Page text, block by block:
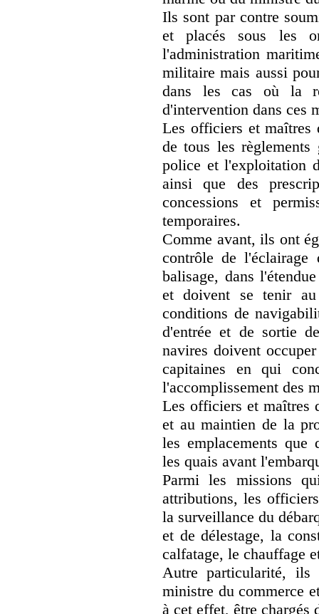
Ils sont par contre
et placés sous les
l'administration
militaire mais aussi
dans les cas où la
d'intervention dans ces
Les officiers et maîtres
de tous les règlements
police et l'exploitation
ainsi que des
concessions et
temporaires.
Comme avant, ils ont
contrôle de
balisage, dans
et doivent se tenir
conditions de
d'entrée et de sortie
navires doivent
capitaines en qui
l'accomplissement des
Les officiers et maîtres
et au maintien de la
les emplacements que
les quais avant
Parmi les missions
attributions, les
la surveillance du
et de délestage, la
calfatage, le chauffage
Autre particularité,
ministre du commerce
à cet effet, être chargés